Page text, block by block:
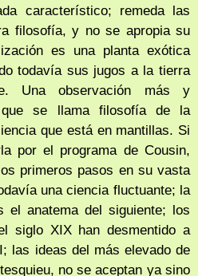
característico; remeda las
filosofía, y no se apropia su
es una planta exótica
todavía sus jugos a la tierra
Una observación más y
que se llama filosofía de la
que está en mantillas. Si
por el programa de Cousin,
primeros pasos en su vasta
una ciencia fluctuante; la
el anatema del siguiente; los
siglo XIX han desmentido a
las ideas del más elevado de
no se aceptan ya sino